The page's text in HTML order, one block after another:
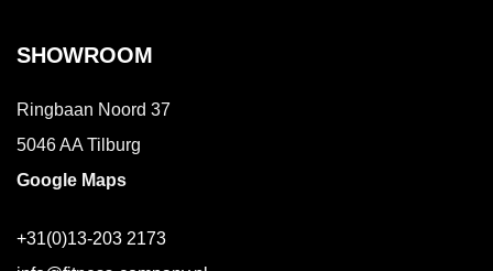
SHOWROOM
Ringbaan Noord 37
5046 AA Tilburg
Google Maps
+31(0)13-203 2173